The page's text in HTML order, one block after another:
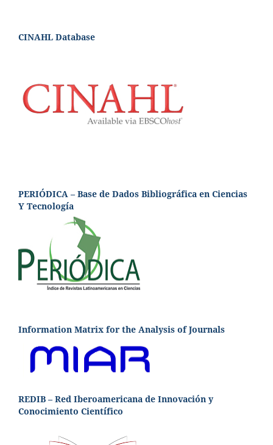
CINAHL Database
PERIÓDICA – Base de Dados Bibliográfica en Ciencias
Y Tecnología
Information Matrix for the Analysis of Journals
REDIB – Red Iberoamericana de Innovación y
Conocimiento Científico